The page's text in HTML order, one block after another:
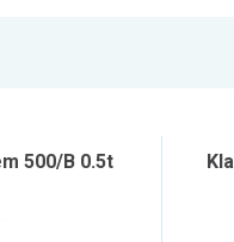
500/B 0.5t